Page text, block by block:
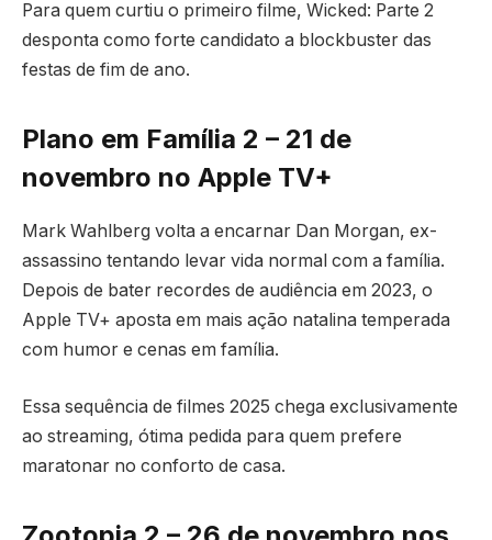
Para quem curtiu o primeiro filme, Wicked: Parte 2
desponta como forte candidato a blockbuster das
festas de fim de ano.
Plano em Família 2 – 21 de
novembro no Apple TV+
Mark Wahlberg volta a encarnar Dan Morgan, ex-
assassino tentando levar vida normal com a família.
Depois de bater recordes de audiência em 2023, o
Apple TV+ aposta em mais ação natalina temperada
com humor e cenas em família.
Essa sequência de filmes 2025 chega exclusivamente
ao streaming, ótima pedida para quem prefere
maratonar no conforto de casa.